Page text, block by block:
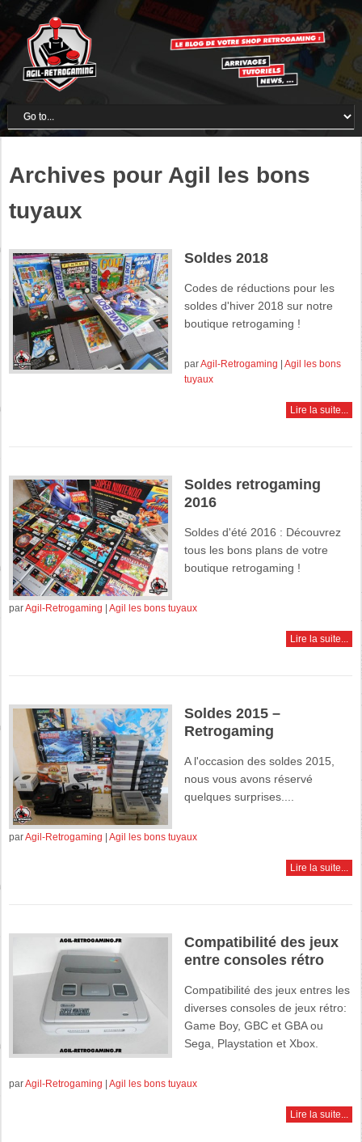
Archives pour Agil les bons
tuyaux
Soldes 2018
Codes de réductions pour les
soldes d'hiver 2018 sur notre
boutique retrogaming !
parAgil-Retrogaming
Agil les bons
tuyaux
Lire la suite...
Soldes retrogaming
2016
Soldes d'été 2016 : Découvrez
tous les bons plans de votre
boutique retrogaming !
parAgil-Retrogaming |Agil les bons tuyaux
Lire la suite...
Soldes 2015 –
Retrogaming
A l'occasion des soldes 2015,
nous vous avons réservé
quelques surprises....
parAgil-Retrogaming |Agil les bons tuyaux
Lire la suite...
Compatibilité des jeux
entre consoles rétro
Compatibilité des jeux entres les
diverses consoles de jeux rétro:
Game Boy, GBC et GBA ou
Sega, Playstation et Xbox.
parAgil-Retrogaming |Agil les bons tuyaux
Lire la suite...